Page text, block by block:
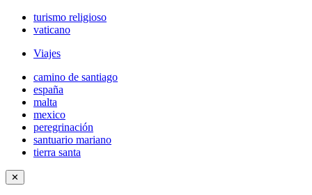
turismo religioso
vaticano
Viajes
camino de santiago
españa
malta
mexico
peregrinación
santuario mariano
tierra santa
✕